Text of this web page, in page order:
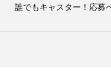
誰でもキャスター！応募